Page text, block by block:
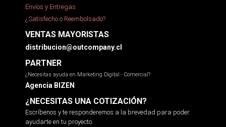
Envíos y Entregas
¿Satisfecho o Reembolsado?
VENTAS MAYORISTAS
distribucion@outcompany.cl
PARTNER
¿Necesitas ayuda en Marketing Digital - Comercial?
Agencia BIZEN
¿NECESITAS UNA COTIZACIÓN?
Escríbenos y te responderemos a la brevedad para poder
ayudarte en tu proyecto.